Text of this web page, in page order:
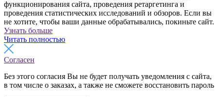
функционирования сайта, проведения ретаргетинга и
проведения статистических исследований и обзоров. Если вы
не хотите, чтобы ваши данные обрабатывались, покиньте сайт.
Узнать больше
Читать полностью
Согласен
Без этого согласия Вы не будет получать уведомления с сайта,
в том числе о заказах, а также не сможете восстановить пароль